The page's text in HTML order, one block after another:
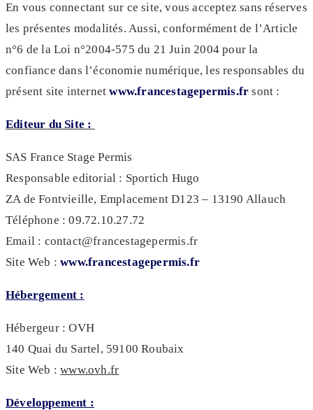
En vous connectant sur ce site, vous acceptez sans réserves
les présentes modalités. Aussi, conformément de l’Article
n°6 de la Loi n°2004-575 du 21 Juin 2004 pour la
confiance dans l’économie numérique, les responsables du
présent site internetwww.francestagepermis.fr sont :
Editeur du Site :
SAS France Stage Permis
Responsable editorial : Sportich Hugo
ZA de Fontvieille, Emplacement D123 – 13190 Allauch
Téléphone : 09.72.10.27.72
Email : contact@francestagepermis.fr
Site Web :www.francestagepermis.fr
Hébergement :
Hébergeur : OVH
140 Quai du Sartel, 59100 Roubaix
Site Web :www.ovh.fr
Développement :